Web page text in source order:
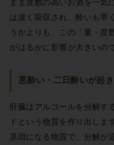
は速く吸収され、酔いも早
うかよりも、この「量・度
がはるかに影響が大きいの
悪酔い・二日酔いが起
肝臓はアルコールを分解す
ドという物質を作り出しま
原因になる物質で、分解が